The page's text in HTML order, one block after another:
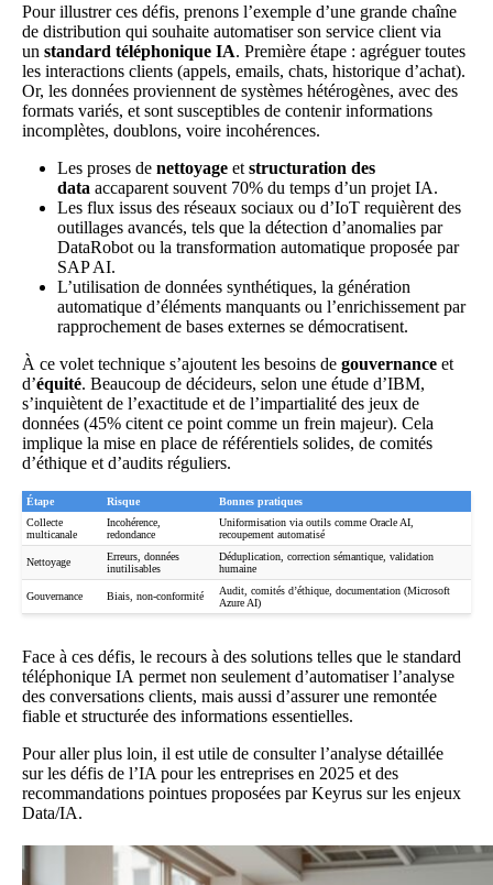
Pour illustrer ces défis, prenons l’exemple d’une grande chaîne
de distribution qui souhaite automatiser son service client via
un standard téléphonique IA. Première étape : agréguer toutes
les interactions clients (appels, emails, chats, historique d’achat).
Or, les données proviennent de systèmes hétérogènes, avec des
formats variés, et sont susceptibles de contenir informations
incomplètes, doublons, voire incohérences.
Les proses de nettoyage et structuration des
data accaparent souvent 70% du temps d’un projet IA.
Les flux issus des réseaux sociaux ou d’IoT requièrent des
outillages avancés, tels que la détection d’anomalies par
DataRobot ou la transformation automatique proposée par
SAP AI.
L’utilisation de données synthétiques, la génération
automatique d’éléments manquants ou l’enrichissement par
rapprochement de bases externes se démocratisent.
À ce volet technique s’ajoutent les besoins de gouvernance et
d’équité. Beaucoup de décideurs, selon une étude d’IBM,
s’inquiètent de l’exactitude et de l’impartialité des jeux de
données (45% citent ce point comme un frein majeur). Cela
implique la mise en place de référentiels solides, de comités
d’éthique et d’audits réguliers.
Étape Risque
Bonnes pratiques
Collecte
multicanale
Incohérence,
redondance
Uniformisation via outils comme Oracle AI,
recoupement automatisé
Nettoyage
Erreurs, données
inutilisables
Déduplication, correction sémantique, validation
humaine
Gouvernance Biais, non-conformité
Audit, comités d’éthique, documentation (Microsoft
Azure AI)
Face à ces défis, le recours à des solutions telles que le standard
téléphonique IA permet non seulement d’automatiser l’analyse
des conversations clients, mais aussi d’assurer une remontée
fiable et structurée des informations essentielles.
Pour aller plus loin, il est utile de consulter l’analyse détaillée
surles défis de l’IA pour les entreprises en 2025 et des
recommandations pointues proposées parKeyrus sur les enjeux
Data/IA.